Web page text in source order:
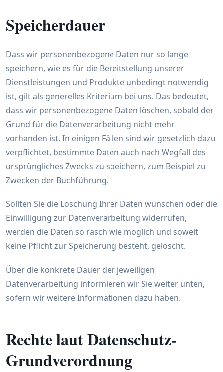
Speicherdauer
Dass wir personenbezogene Daten nur so lange
speichern, wie es für die Bereitstellung unserer
Dienstleistungen und Produkte unbedingt notwendig
ist, gilt als generelles Kriterium bei uns. Das bedeutet,
dass wir personenbezogene Daten löschen, sobald der
Grund für die Datenverarbeitung nicht mehr
vorhanden ist. In einigen Fällen sind wir gesetzlich dazu
verpflichtet, bestimmte Daten auch nach Wegfall des
ursprüngliches Zwecks zu speichern, zum Beispiel zu
Zwecken der Buchführung.
Sollten Sie die Löschung Ihrer Daten wünschen oder die
Einwilligung zur Datenverarbeitung widerrufen,
werden die Daten so rasch wie möglich und soweit
keine Pflicht zur Speicherung besteht, gelöscht.
Über die konkrete Dauer der jeweiligen
Datenverarbeitung informieren wir Sie weiter unten,
sofern wir weitere Informationen dazu haben.
Rechte laut Datenschutz-
Grundverordnung